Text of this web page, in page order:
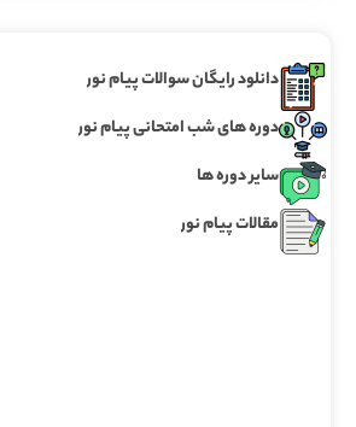
دانلود رایگان سوالات پیام نور
دوره های شب امتحانی پیام نور
سایر دوره ها
مقالات پیام نور